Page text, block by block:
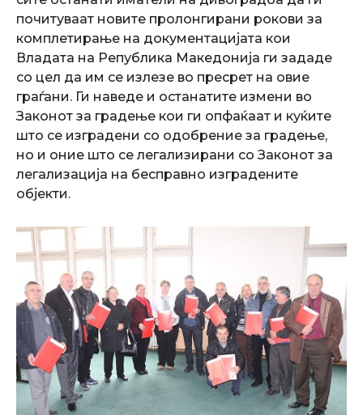
почитуваат новите пролонгирани рокови за
комплетирање на документацијата кои
Владата на Република Македонија ги зададе
со цел да им се излезе во пресрет на овие
граѓани. Ги наведе и останатите измени во
Законот за градење кои ги опфаќаат и куќите
што се изградени со одобрение за градење,
но и оние што се легализирани со Законот за
легализација на бесправно изградените
објекти.